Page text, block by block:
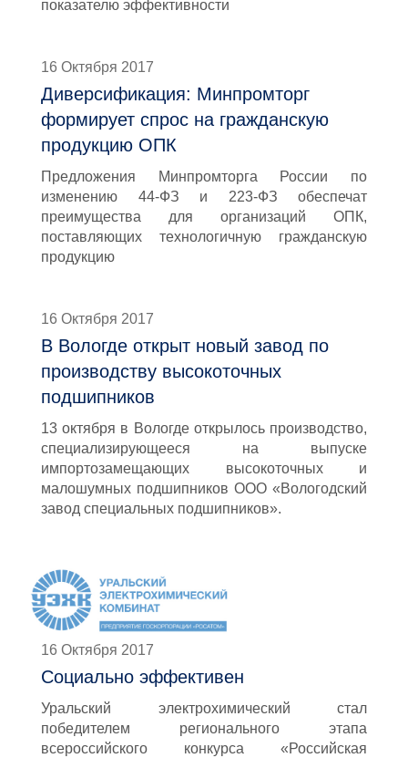
показателю эффективности
16 Октября 2017
Диверсификация: Минпромторг
формирует спрос на гражданскую
продукцию ОПК
Предложения Минпромторга России по
изменению 44-ФЗ и 223-ФЗ обеспечат
преимущества для организаций ОПК,
поставляющих технологичную гражданскую
продукцию
16 Октября 2017
В Вологде открыт новый завод по
производству высокоточных
подшипников
13 октября в Вологде открылось производство,
специализирующееся на выпуске
импортозамещающих высокоточных и
малошумных подшипников ООО «Вологодский
завод специальных подшипников».
16 Октября 2017
Социально эффективен
Уральский электрохимический стал
победителем регионального этапа
всероссийского конкурса «Российская